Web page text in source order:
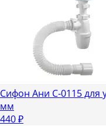
Сифон Ани С-0115 для
мм
440₽